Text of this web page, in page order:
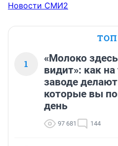
Новости СМИ2
ТОП
1
«Молоко
видит»: как
заводе
которые вы
день
97 681 144